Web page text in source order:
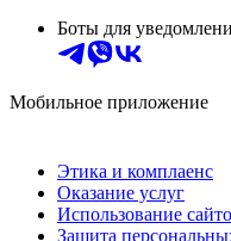
Боты для
Мобильное приложение
Этика и комплаенс
Оказание услуг
Использование
Защита